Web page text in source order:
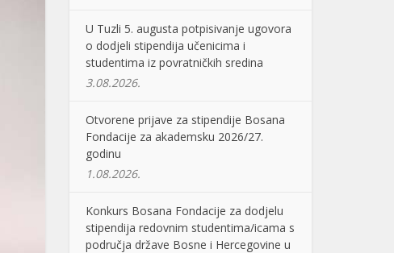
U Tuzli 5. augusta potpisivanje ugovora
o dodjeli stipendija učenicima i
studentima iz povratničkih sredina
3.08.2026.
Otvorene prijave za stipendije Bosana
Fondacije za akademsku 2026/27.
godinu
1.08.2026.
Konkurs Bosana Fondacije za dodjelu
stipendija redovnim studentima/icama s
područja države Bosne i Hercegovine u